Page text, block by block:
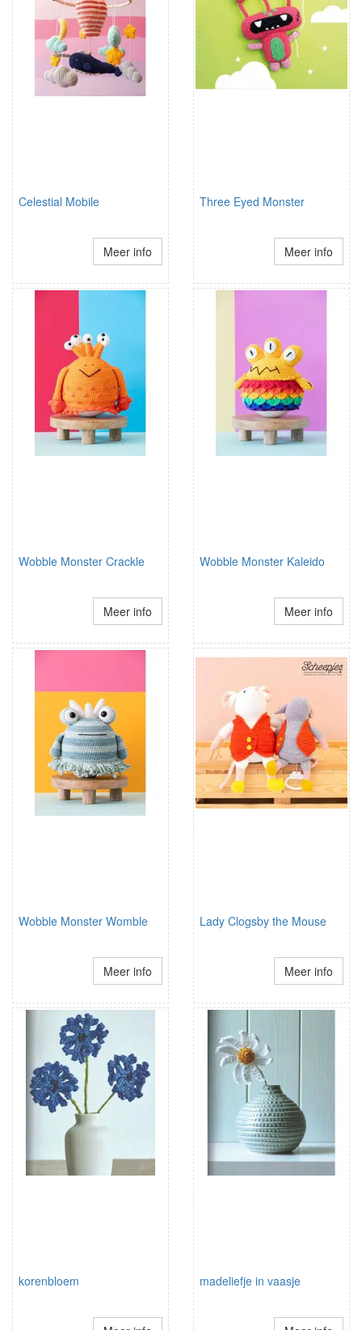
Celestial Mobile
Meer info
Three Eyed Monster
Meer info
Wobble Monster Crackle
Meer info
Wobble Monster Kaleido
Meer info
Wobble Monster Womble
Meer info
Lady Clogsby the Mouse
Meer info
korenbloem madeliefje in vaasje